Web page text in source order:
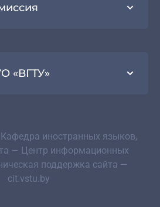
«ВГТУ»
иностранных языков,
— Центр информационных
поддержка сайта —
cit.vstu.by